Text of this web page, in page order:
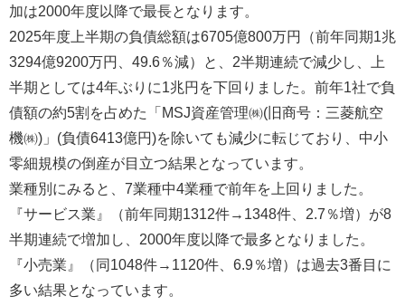
加は2000年度以降で最長となります。
2025年度上半期の負債総額は6705億800万円（前年同期1兆
3294億9200万円、49.6％減）と、2半期連続で減少し、上
半期としては4年ぶりに1兆円を下回りました。前年1社で負
債額の約5割を占めた「MSJ資産管理㈱(旧商号：三菱航空
機㈱)」(負債6413億円)を除いても減少に転じており、中小
零細規模の倒産が目立つ結果となっています。
業種別にみると、7業種中4業種で前年を上回りました。
『サービス業』（前年同期1312件→1348件、2.7％増）が8
半期連続で増加し、2000年度以降で最多となりました。
『小売業』（同1048件→1120件、6.9％増）は過去3番目に
多い結果となっています。